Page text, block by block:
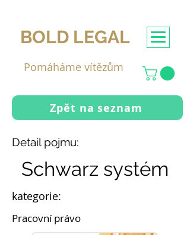
BOLD LEGAL
Pomáháme vítězům
Zpět na seznam
Detail pojmu:
Schwarz systém
kategorie:
Pracovní právo